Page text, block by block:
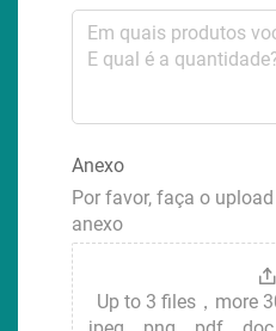
Anexo
Por favor, faça o
anexo
Up to 3 files，more